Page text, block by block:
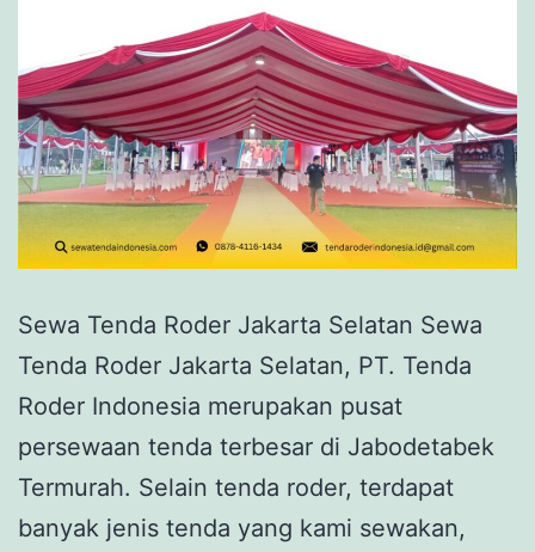
Sewa Tenda Roder Jakarta Selatan Sewa
Tenda Roder Jakarta Selatan, PT. Tenda
Roder Indonesia merupakan pusat
persewaan tenda terbesar di Jabodetabek
Termurah. Selain tenda roder, terdapat
banyak jenis tenda yang kami sewakan,